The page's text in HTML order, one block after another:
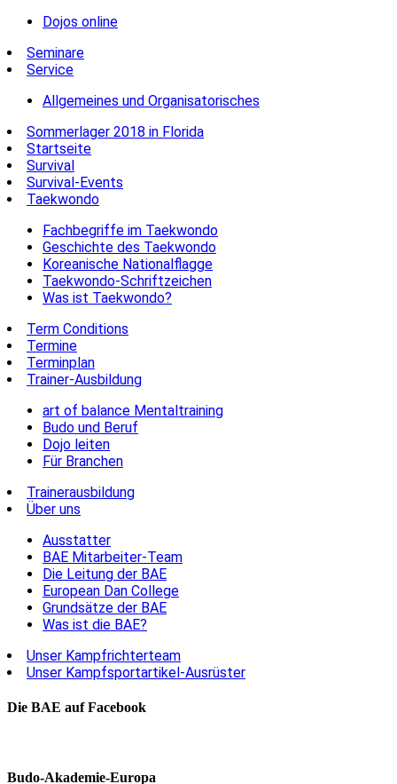
Dojos online
Seminare
Service
Allgemeines und Organisatorisches
Sommerlager 2018 in Florida
Startseite
Survival
Survival-Events
Taekwondo
Fachbegriffe im Taekwondo
Geschichte des Taekwondo
Koreanische Nationalflagge
Taekwondo-Schriftzeichen
Was ist Taekwondo?
Term Conditions
Termine
Terminplan
Trainer-Ausbildung
art of balance Mentaltraining
Budo und Beruf
Dojo leiten
Für Branchen
Trainerausbildung
Über uns
Ausstatter
BAE Mitarbeiter-Team
Die Leitung der BAE
European Dan College
Grundsätze der BAE
Was ist die BAE?
Unser Kampfrichterteam
Unser Kampfsportartikel-Ausrüster
Die BAE auf Facebook
Budo-Akademie-Europa